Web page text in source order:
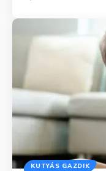
KUTYÁS GAZDIK